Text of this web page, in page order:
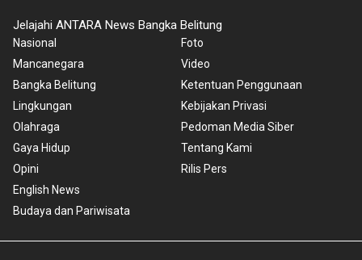
Jelajahi ANTARA News Bangka Belitung
Nasional
Mancanegara
Bangka Belitung
Lingkungan
Olahraga
Gaya Hidup
Opini
English News
Budaya dan Pariwisata
Foto
Video
Ketentuan Penggunaan
Kebijakan Privasi
Pedoman Media Siber
Tentang Kami
Rilis Pers